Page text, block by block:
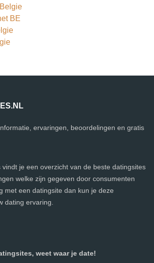
BE
ervaringen, beoordelingen en gratis
vindt je een overzicht van de beste datingsites
welke zijn gegeven door consumenten
met een datingsite dan kun je deze
dating ervaring.
weet waar je date!